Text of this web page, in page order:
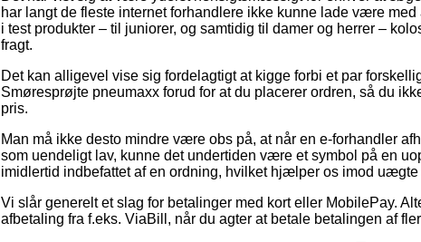
har langt de fleste internet forhandlere ikke kunne lade være
i test produkter – til juniorer, og samtidig til damer og herrer –
fragt.
Det kan alligevel vise sig fordelagtigt at kigge forbi et par
Smøresprøjte pneumaxx forud for at du placerer ordren, så du
pris.
Man må ikke desto mindre være obs på, at når en e-forhandler
som uendeligt lav, kunne det undertiden være et symbol på en
imidlertid indbefattet af en ordning, hvilket hjælper os imod uægte
Vi slår generelt et slag for betalinger med kort eller MobilePay.
afbetaling fra f.eks. ViaBill, når du agter at betale betalingen af